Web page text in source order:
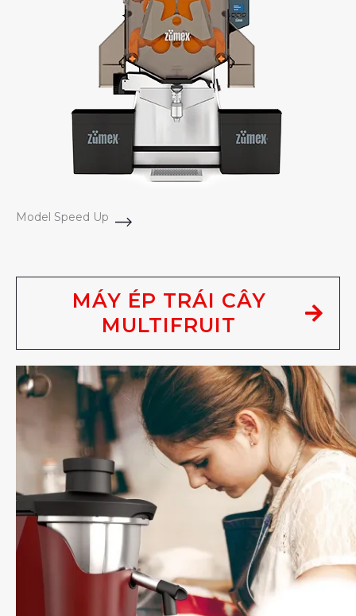
Model Speed Up
MÁY ÉP TRÁI CÂY
MULTIFRUIT